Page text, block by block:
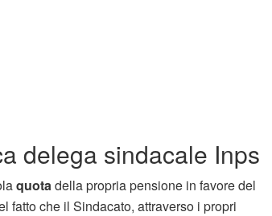
delega sindacale Inps
quota della propria pensione in favore del
fatto che il Sindacato, attraverso i propri